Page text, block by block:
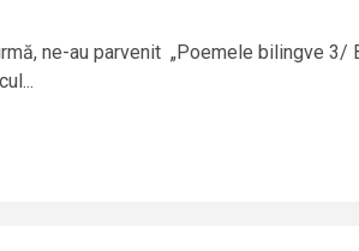
ne-au parvenit „Poemele bilingve 3/